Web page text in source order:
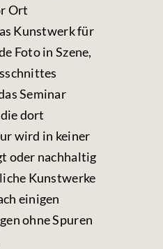
Ort
Kunstwerk für
Foto in Szene,
Seminar
dort
wird in keiner
oder nachhaltig
Kunstwerke
einigen
ohne Spuren